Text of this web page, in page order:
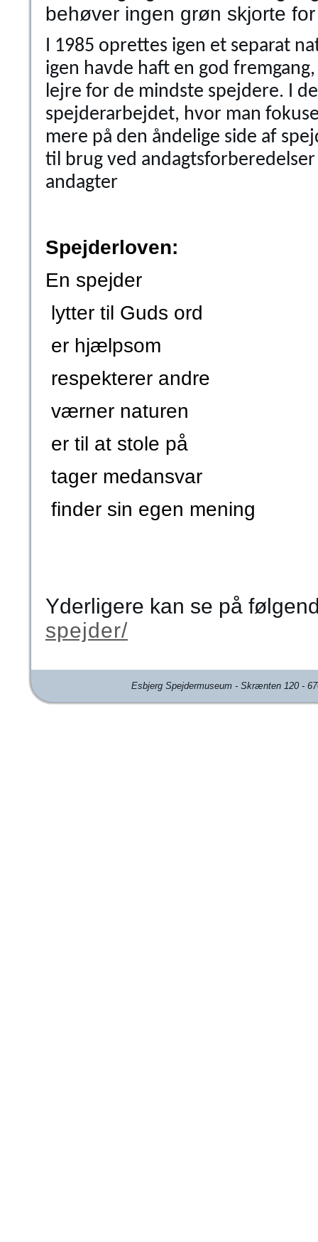
behøver ingen grøn skjorte
I 1985 oprettes igen et separat
igen havde haft en god
lejre for de mindste spejdere. I
spejderarbejdet, hvor man
mere på den åndelige side af
til brug ved
andagter
Spejderloven:
En spejder
lytter til Guds ord
er hjælpsom
respekterer andre
værner naturen
er til at stole på
tager medansvar
finder sin egen mening
Yderligere kan se på
spejder/
Esbjerg Spejdermuseum - Skrænten 120 -